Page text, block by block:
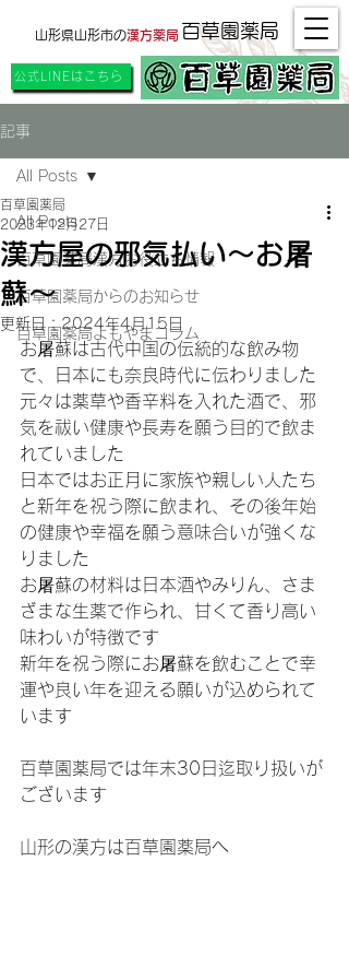
百草園薬局
山形県山形市の漢方薬局
公式LINEはこちら
記事
All Posts
百草園薬局漢方お役立ち情報
百草園薬局からのお知らせ
百草園薬局よもやまコラム
All Posts
漢方屋の邪気払い〜お屠
蘇〜
百草園薬局
2023年12月27日
更新日：2024年4月15日
お屠蘇は古代中国の伝統的な飲み物
で、日本にも奈良時代に伝わりました
元々は薬草や香辛料を入れた酒で、邪
気を祓い健康や長寿を願う目的で飲ま
れていました
日本ではお正月に家族や親しい人たち
と新年を祝う際に飲まれ、その後年始
の健康や幸福を願う意味合いが強くな
りました
お屠蘇の材料は日本酒やみりん、さま
ざまな生薬で作られ、甘くて香り高い
味わいが特徴です
新年を祝う際にお屠蘇を飲むことで幸
運や良い年を迎える願いが込められて
います
百草園薬局では年末30日迄取り扱いが
ございます
山形の漢方は百草園薬局へ